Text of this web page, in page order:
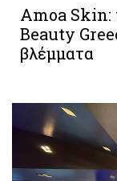
Amoa Skin:
Beauty
βλέμματα